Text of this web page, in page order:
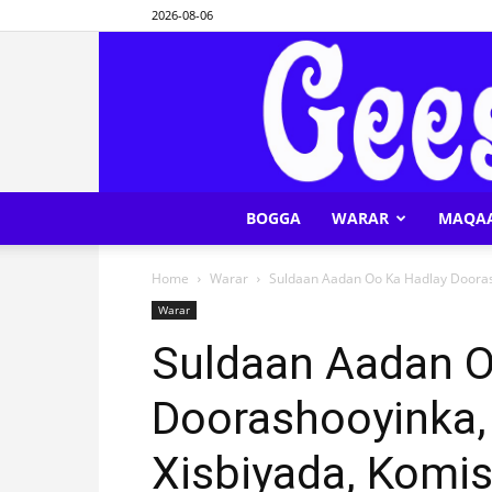
2026-08-06
BOGGA WARAR
Home Warar Suldaan Aadan Oo Ka Hadlay
Warar
Suldaan Aadan
Xisbiyada,